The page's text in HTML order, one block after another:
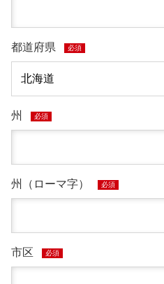
都道府県 必須
州 必須
州（ローマ字） 必須
市区 必須